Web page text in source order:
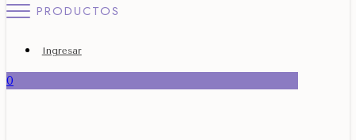
PRODUCTOS
Ingresar
0